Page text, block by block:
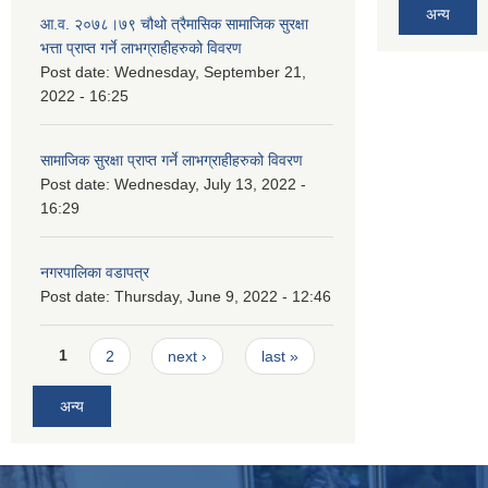
आ.व. २०७८।७९ चौथो त्रैमासिक सामाजिक सुरक्षा
भत्ता प्राप्त गर्ने लाभग्राहीहरुको विवरण
Post date: Wednesday, September 21,
2022 - 16:25
सामाजिक सुरक्षा प्राप्त गर्ने लाभग्राहीहरुको विवरण
Post date: Wednesday, July 13, 2022 -
16:29
नगरपालिका वडापत्र
Post date: Thursday, June 9, 2022 - 12:46
Pages
1 2 next › last »
अन्य
अन्य